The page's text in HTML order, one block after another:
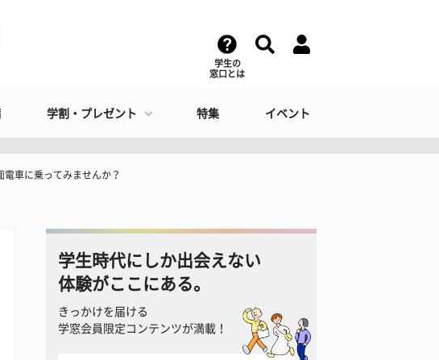
学生の
窓口とは
学割・プレゼント 特集 イベント
車に乗ってみませんか？
学生時代にしか出会えない
体験がここにある。
きっかけを届ける
学窓会員限定コンテンツが満載！